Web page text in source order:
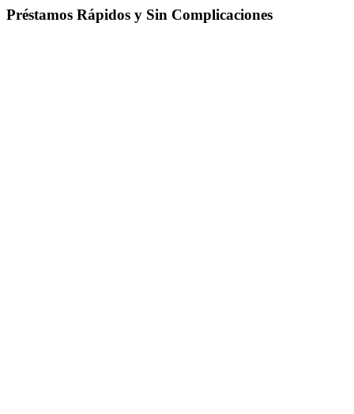
Préstamos Rápidos y Sin Complicaciones